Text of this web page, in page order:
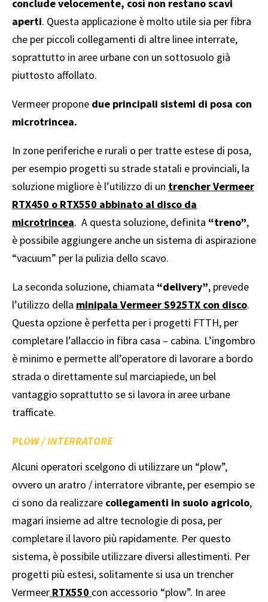
conclude velocemente, così non restano scavi
aperti. Questa applicazione è molto utile sia per fibra
che per piccoli collegamenti di altre linee interrate,
soprattutto in aree urbane con un sottosuolo già
piuttosto affollato.
Vermeer propone due principali sistemi di posa con
microtrincea.
In zone periferiche e rurali o per tratte estese di posa,
per esempio progetti su strade statali e provinciali, la
soluzione migliore è l’utilizzo di un trencher Vermeer
RTX450 o RTX550 abbinato al disco da
microtrincea. A questa soluzione, definita “treno”,
è possibile aggiungere anche un sistema di aspirazione
“vacuum” per la pulizia dello scavo.
La seconda soluzione, chiamata “delivery”, prevede
l’utilizzo della minipala Vermeer S925TX con disco.
Questa opzione è perfetta per i progetti FTTH, per
completare l’allaccio in fibra casa – cabina. L’ingombro
è minimo e permette all’operatore di lavorare a bordo
strada o direttamente sul marciapiede, un bel
vantaggio soprattutto se si lavora in aree urbane
trafficate.
PLOW / INTERRATORE
Alcuni operatori scelgono di utilizzare un “plow”,
ovvero un aratro / interratore vibrante, per esempio se
ci sono da realizzare collegamenti in suolo agricolo,
magari insieme ad altre tecnologie di posa, per
completare il lavoro più rapidamente. Per questo
sistema, è possibile utilizzare diversi allestimenti. Per
progetti più estesi, solitamente si usa un trencher
Vermeer RTX550 con accessorio “plow”. In aree